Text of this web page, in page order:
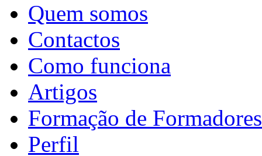
Quem somos
Contactos
Como funciona
Artigos
Formação de Formadores
Perfil